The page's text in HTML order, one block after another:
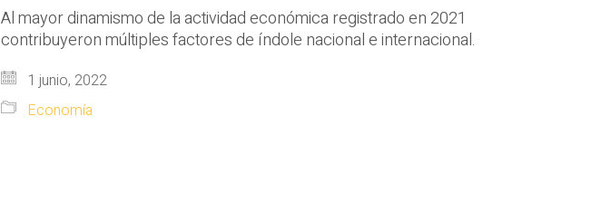
Al mayor dinamismo de la actividad económica registrado en 2021
contribuyeron múltiples factores de índole nacional e internacional.
1 junio, 2022
Economía